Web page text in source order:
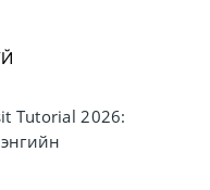
Tutorial 2026:
явц